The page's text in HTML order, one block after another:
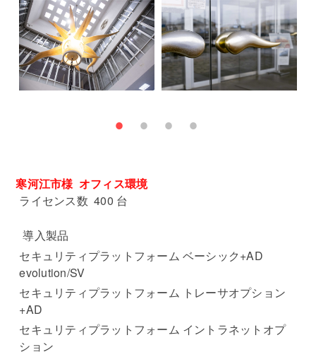
寒河江市様 オフィス環境
ライセンス数 400 台
導入製品
セキュリティプラットフォーム ベーシック+AD
evolution/SV
セキュリティプラットフォーム トレーサオプション
+AD
セキュリティプラットフォーム イントラネットオプ
ション